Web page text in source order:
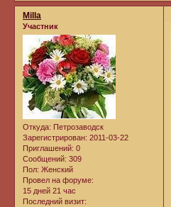
Milla
Участник
Откуда: Петрозаводск
Зарегистрирован: 2011-03-22
Приглашений: 0
Сообщений: 309
Пол: Женский
Провел на форуме:
15 дней 21 час
Последний визит: